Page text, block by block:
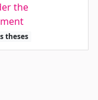
the
theses